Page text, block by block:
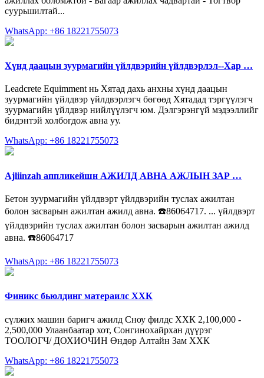
суурьшилтай...
WhatsApp: +86 18221755073
Хүнд даацын зуурмагийн үйлдвэрийн үйлдвэрлэл--Хар …
Leadcrete Equimment нь Хятад дахь анхны хүнд даацын
зуурмагийн үйлдвэр үйлдвэрлэгч бөгөөд Хятадад тэргүүлэгч
зуурмагийн үйлдвэр нийлүүлэгч юм. Дэлгэрэнгүй мэдээллийг
бидэнтэй холбогдож авна уу.
WhatsApp: +86 18221755073
Ajliinzah аппликейшн АЖИЛД АВНА АЖЛЫН ЗАР …
Бетон зуурмагийн үйлдвэрт үйлдвэрийн туслах ажилтан
болон засварын ажилтан ажилд авна. ☎️86064717. ... үйлдвэрт
үйлдвэрийн туслах ажилтан болон засварын ажилтан ажилд
авна. ☎️86064717
WhatsApp: +86 18221755073
Финикс бьюлдинг матераилс ХХК
сүлжих машин баригч ажилд Сноу филдс ХХК 2,100,000 -
2,500,000 Улаанбаатар хот, Сонгинохайрхан дүүрэг
ТООЛОГЧ/ ДОХИОЧИН Өндөр Алтайн Зам ХХК
WhatsApp: +86 18221755073